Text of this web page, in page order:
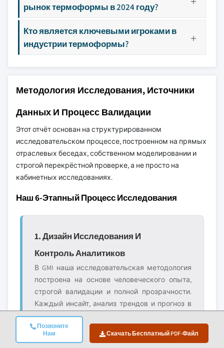
Позвоните
Нам
Скачать Бесплатный PDF-Файл
рынок термоформы в 2024 году?
Кто является ключевыми игроками в
индустрии термоформы?
Методология Исследования, Источники
Данных И Процесс Валидации
Этот отчёт основан на структурированном
исследовательском процессе, построенном на прямых
отраслевых беседах, собственном моделировании и
строгой перекрёстной проверке, а не просто на
кабинетных исследованиях.
Наш 6-Этапный Процесс Исследования
1. Дизайн Исследования И
Контроль Аналитиков
В GMI наша исследовательская методология
построена на основе человеческого опыта,
строгой валидации и полной прозрачности.
Каждый инсайт, анализ трендов и прогноз в
наших отчётах разрабатывается опытными
аналитиками, которые понимают нюансы
вашего рынка.